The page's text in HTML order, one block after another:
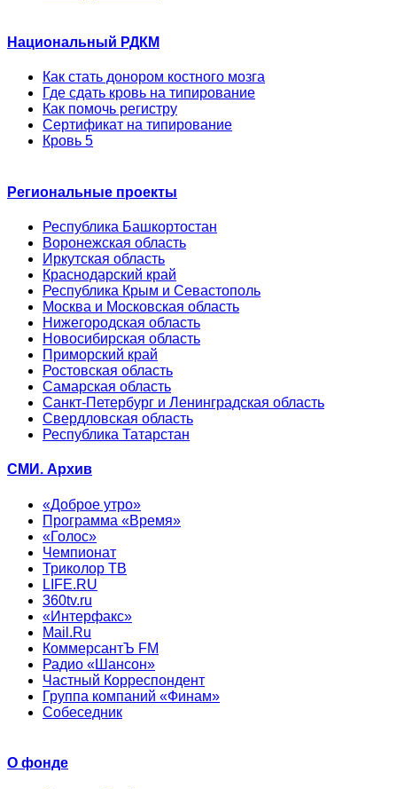
Национальный РДКМ
Как стать донором костного мозга
Где сдать кровь на типирование
Как помочь регистру
Сертификат на типирование
Кровь 5
Региональные проекты
Республика Башкортостан
Воронежская область
Иркутская область
Краснодарский край
Республика Крым и Севастополь
Москва и Московская область
Нижегородская область
Новосибирская область
Приморский край
Ростовская область
Самарская область
Санкт-Петербург и Ленинградская область
Свердловская область
Республика Татарстан
СМИ. Архив
«Доброе утро»
Программа «Время»
«Голос»
Чемпионат
Триколор ТВ
LIFE.RU
360tv.ru
«Интерфакс»
Mail.Ru
КоммерсантЪ FM
Радио «Шансон»
Частный Корреспондент
Группа компаний «Финам»
Собеседник
О фонде